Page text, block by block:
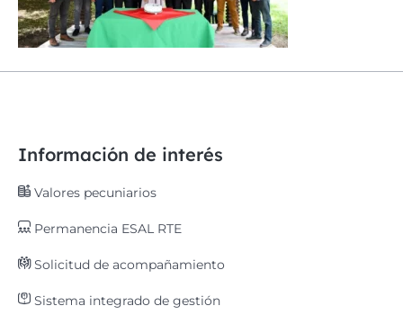
Información de interés
Valores pecuniarios
Permanencia ESAL RTE
Solicitud de acompañamiento
Sistema integrado de gestión